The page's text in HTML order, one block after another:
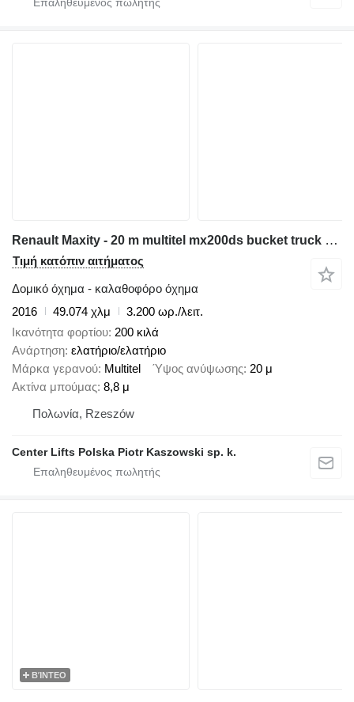
Renault Maxity - 20 m multitel mx200ds bucket truck boom lift podnośnik
Τιμή κατόπιν αιτήματος
Δομικό όχημα - καλαθοφόρο όχημα
2016
49.074 χλμ
3.200 ωρ./λειτ.
Ικανότητα φορτίου 200 κιλά
Ανάρτηση ελατήριο/ελατήριο
Μάρκα γερανού Multitel Ύψος ανύψωσης 20 μ
Ακτίνα μπούμας 8,8 μ
Πολωνία, Rzeszów
Center Lifts Polska Piotr Kaszowski sp. k.
ΒΊΝΤΕΟ